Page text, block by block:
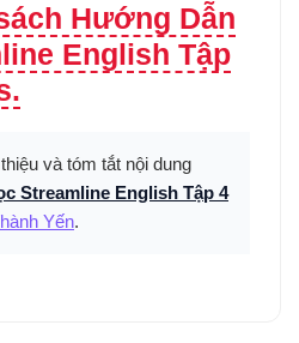
Hướng Dẫn
English Tập
và tóm tắt nội dung
Streamline English Tập 4
Yến.